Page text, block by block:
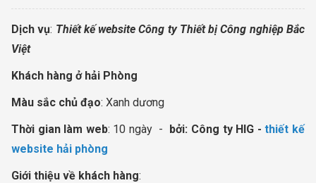
Dịch vụ: Thiết kế website Công ty Thiết bị Công nghiệp Bắc
Việt
Khách hàng ở hải Phòng
Màu sắc chủ đạo: Xanh dương
Thời gian làm web: 10 ngày - bởi: Công ty HIG -thiết kế
website hải phòng
Giới thiệu về khách hàng: